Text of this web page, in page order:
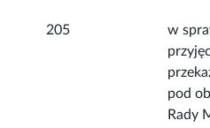
205
w
pod
Rady